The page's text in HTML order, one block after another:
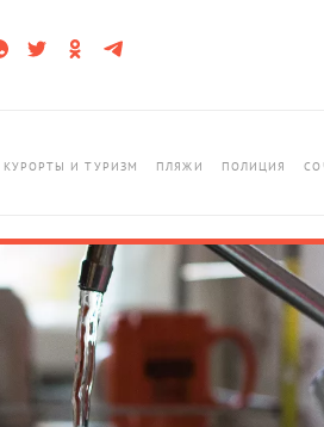
КУРОРТЫ И ТУРИЗМ ПЛЯЖИ ПОЛИЦИЯ